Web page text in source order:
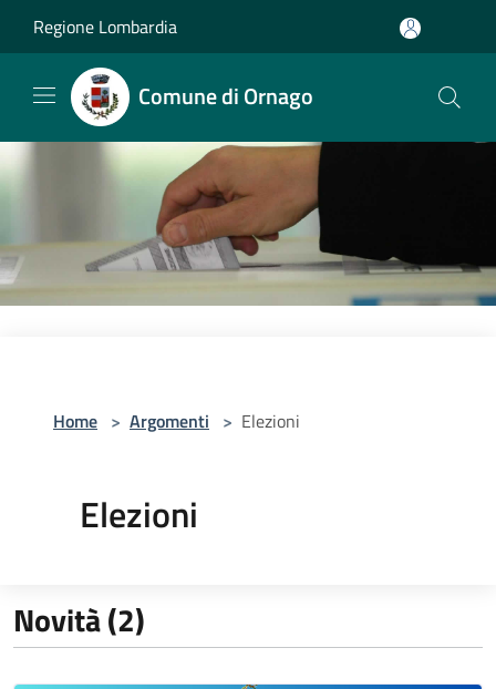
Regione Lombardia
Comune di Ornago
Home > Argomenti > Elezioni
Elezioni
Novità (2)